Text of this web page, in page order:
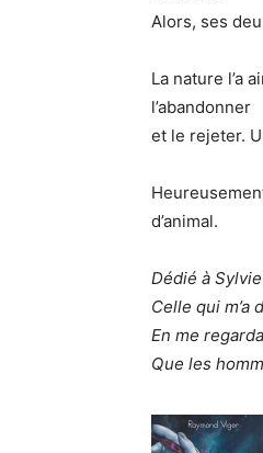
Alors, ses
La nature l’a
l’abandonner
et le rejeter.
d’animal.
Dédié à
Celle qui m’a
En me
Que les